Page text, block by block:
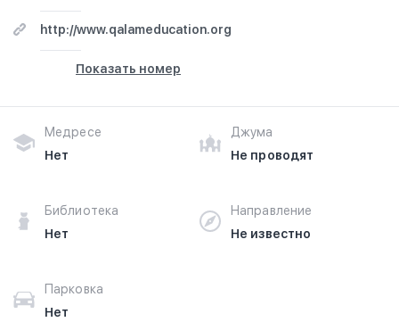
http://www.qalameducation.org
Показать номер
Медресе
Нет
Джума
Не проводят
Библиотека
Нет
Направление
Не известно
Парковка
Нет